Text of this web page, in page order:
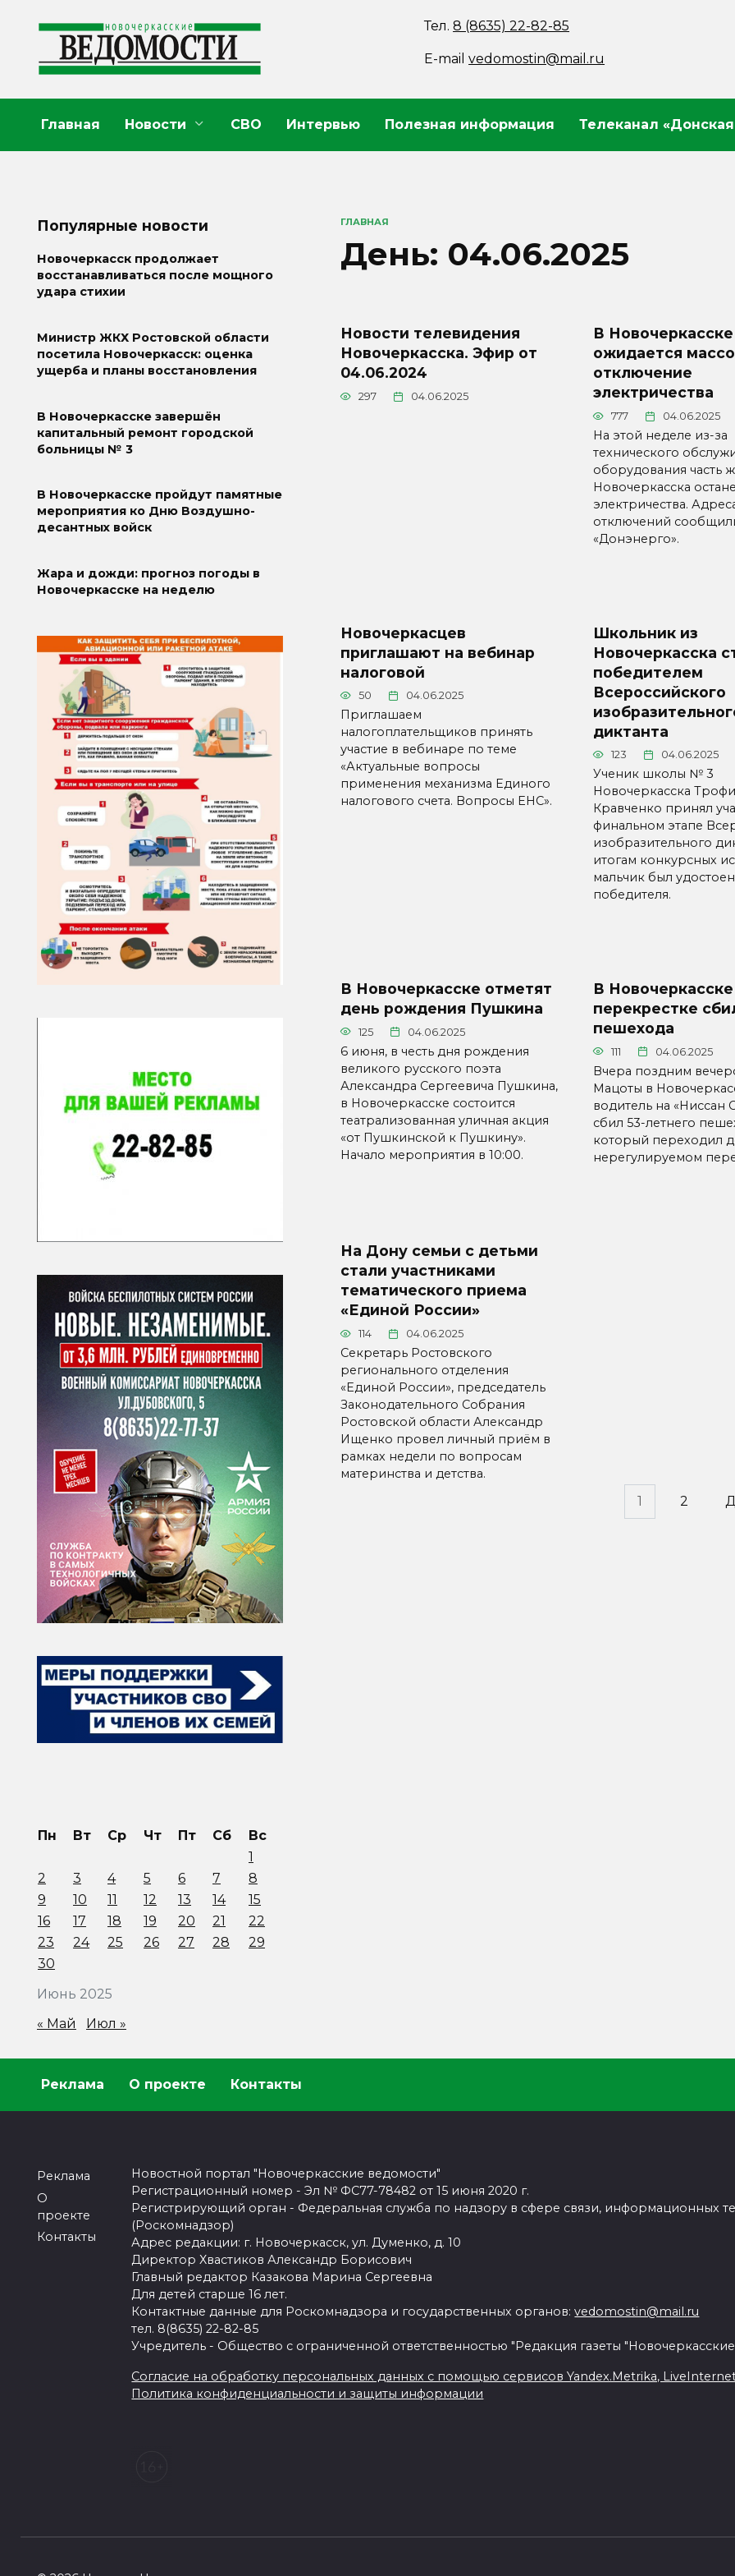
содержанию
Тел.8 (8635) 22-82-85
E-mailvedomostin@mail.ru
Главная Новости СВО Интервью Полезная информация Телеканал
ГЛАВНАЯ
День: 04.06.2025
Новости телевидения
Новочеркасска. Эфир от
04.06.2024
297 04.06.2025
В Новочеркасске
ожидается
отключение
электричества
777 04.06.2025
На этой неделе из-за
технического
оборудования часть
Новочеркасска
электричества.
отключений
«Донэнерго».
Новочеркасцев
приглашают на вебинар
налоговой
50 04.06.2025
Приглашаем
налогоплательщиков принять
участие в вебинаре по теме
«Актуальные вопросы
применения механизма Единого
налогового счета. Вопросы ЕНС».
Школьник из
Новочеркасска
победителем
Всероссийского
диктанта
123 04.06.2025
Ученик школы № 3
Новочеркасска
Кравченко принял
финальном этапе
изобразительного
итогам конкурсных
мальчик был
победителя.
В Новочеркасске отметят
день рождения Пушкина
125 04.06.2025
6 июня, в честь дня рождения
великого русского поэта
Александра Сергеевича Пушкина,
в Новочеркасске состоится
театрализованная уличная акция
«от Пушкинской к Пушкину».
Начало мероприятия в 10:00.
В
перекрестке
пешехода
111 04.06.2025
Вчера поздним
Мацоты в
водитель на «Ниссан
сбил 53-летнего
который переходил
нерегулируемом
На Дону семьи с детьми
стали участниками
тематического приема
«Единой России»
114 04.06.2025
Секретарь Ростовского
регионального отделения
«Единой России», председатель
Законодательного Собрания
Ростовской области Александр
Ищенко провел личный приём в
рамках недели по вопросам
материнства и детства.
1 2
Популярные новости
Новочеркасск продолжает
восстанавливаться после мощного
удара стихии
Министр ЖКХ Ростовской области
посетила Новочеркасск: оценка
ущерба и планы восстановления
В Новочеркасске завершён
капитальный ремонт городской
больницы № 3
В Новочеркасске пройдут памятные
мероприятия ко Дню Воздушно-
десантных войск
Жара и дожди: прогноз погоды в
Новочеркасске на неделю
Июнь 2025
Пн Вт Ср Чт Пт Сб
Вс
1
2
3 4 5 6 7
8
9
10 11 12 13 14
15
16
17 18 19 20 21
22
23
24 25 26 27 28
29
30
« Май Июл »
Реклама О проекте Контакты
Реклама
О
проекте
Контакты
Новостной портал "Новочеркасские ведомости"
Регистрационный номер - Эл № ФС77-78482 от 15 июня 2020 г.
Регистрирующий орган - Федеральная служба по надзору в сфере связи, информационных
(Роскомнадзор)
Адрес редакции: г. Новочеркасск, ул. Думенко, д. 10
Директор Хвастиков Александр Борисович
Главный редактор Казакова Марина Сергеевна
Для детей старше 16 лет.
Контактные данные для Роскомнадзора и государственных органов:vedomostin@mail.ru
тел. 8(8635) 22-82-85
Учредитель - Общество с ограниченной ответственностью "Редакция газеты
Согласие на обработку персональных данных с помощью сервисов Yandex.Metrika,
Политика конфиденциальности и защиты информации